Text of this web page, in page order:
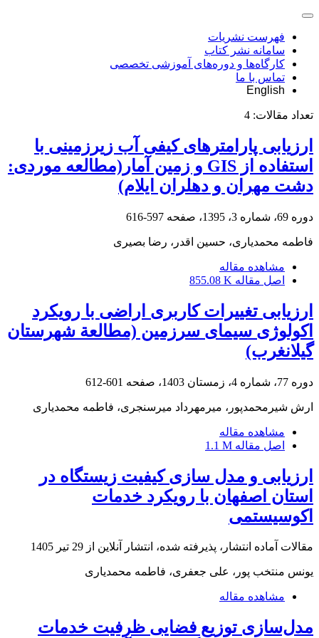
فهرست نشریات
سامانه نشر کتاب
کارگاه‌ها و دوره‌های آموزشی تخصصی
تماس با ما
English
تعداد مقالات: 4
ارزیابی پارامترهای کیفی آب زیرزمینی با
استفاده از GIS و زمین آمار(مطالعه موردی:
دشت مهران و دهلران ایلام)
دوره 69، شماره 3، 1395، صفحه 597-616
فاطمه محمدیاری، حسین اقدر، رضا بصیری
مشاهده مقاله
اصل مقاله 855.08 K
ارزیابی تغییرات کاربری اراضی با رویکرد
اکولوژی سیمای سرزمین (مطالعة شهرستان
گیلانغرب)
دوره 77، شماره 4، زمستان 1403، صفحه 601-612
ارش شیرمحمدپور، میرمهرداد میرسنجری، فاطمه محمدیاری
مشاهده مقاله
اصل مقاله 1.1 M
ارزیابی و مدل سازی کیفیت زیستگاه در
استان اصفهان با رویکرد خدمات
اکوسیستمی
مقالات آماده انتشار، پذیرفته شده، انتشار آنلاین از 29 تیر 1405
یونس منتخب پور، علی جعفری، فاطمه محمدیاری
مشاهده مقاله
مدل‌سازی توزیع فضایی ظرفیت خدمات